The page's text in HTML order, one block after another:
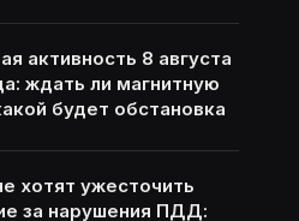
активность 8 августа
ждать ли магнитную
будет обстановка
хотят ужесточить
за нарушения ПДД: